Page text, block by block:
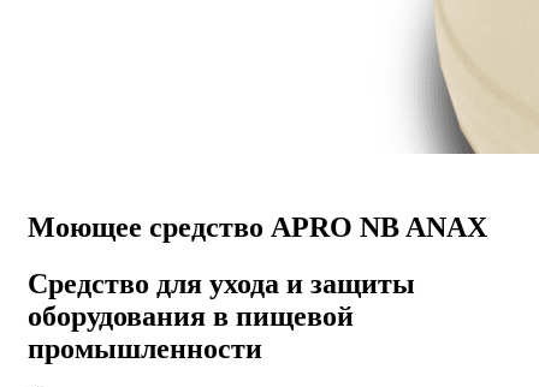
Моющее средство APRO NB ANAX
Средство для ухода и защиты
оборудования в пищевой
промышленности